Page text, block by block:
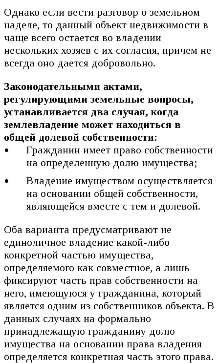
Однако если вести разговор о земельном
наделе, то данный объект недвижимости в
чаще всего остается во владении
нескольких хозяев с их согласия, причем не
всегда оно дается добровольно.
Законодательными актами,
регулирующими земельные вопросы,
устанавливается два случая, когда
землевладение может находиться в
общей долевой собственности:
Гражданин имеет право собственности
на определенную долю имущества;
Владение имуществом осуществляется
на основании общей собственности,
являющейся вместе с тем и долевой.
Оба варианта предусматривают не
единоличное владение какой-либо
конкретной частью имущества,
определяемого как совместное, а лишь
фиксируют часть прав собственности на
него, имеющуюся у гражданина, который
является одним из собственников объекта. В
данных случаях на формально
принадлежащую гражданину долю
имущества на основании права владения
определяется конкретная часть этого права.